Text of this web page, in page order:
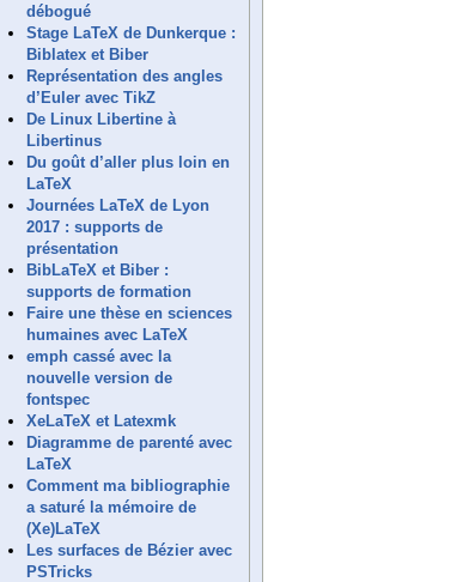
débogué
Stage LaTeX de Dunkerque :
Biblatex et Biber
Représentation des angles
d’Euler avec TikZ
De Linux Libertine à
Libertinus
Du goût d’aller plus loin en
LaTeX
Journées LaTeX de Lyon
2017 : supports de
présentation
BibLaTeX et Biber :
supports de formation
Faire une thèse en sciences
humaines avec LaTeX
emph cassé avec la
nouvelle version de
fontspec
XeLaTeX et Latexmk
Diagramme de parenté avec
LaTeX
Comment ma bibliographie
a saturé la mémoire de
(Xe)LaTeX
Les surfaces de Bézier avec
PSTricks